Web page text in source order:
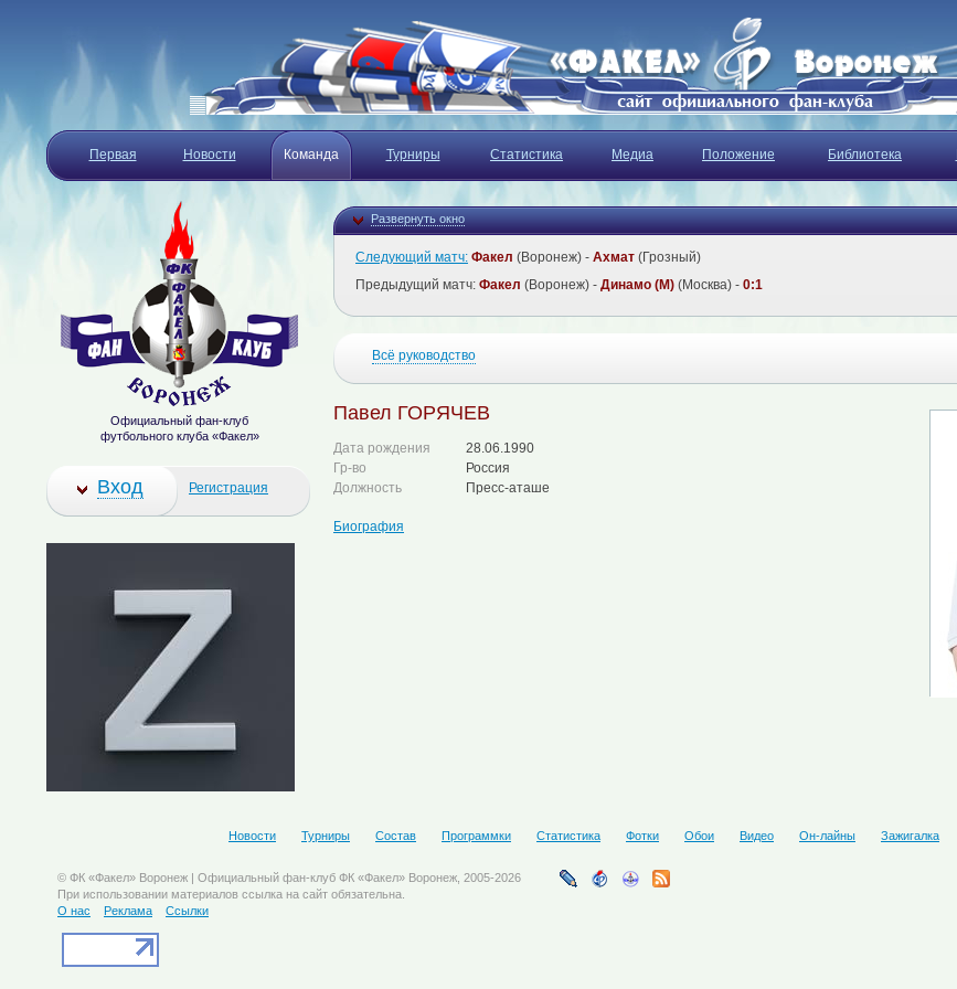
Первая Новости Команда Турниры Статистика Медиа Положение Библиотека
Развернуть окно
Следующий матч: Факел (Воронеж) - Ахмат (Грозный)
Предыдущий матч: Факел (Воронеж) - Динамо (М) (Москва) - 0:1
Всё руководство
Павел ГОРЯЧЕВ
Дата рождения
28.06.1990
Гр-во
Россия
Должность
Пресс-аташе
Биография
Официальный фан-клуб
футбольного клуба «Факел»
Вход Регистрация
Новости Турниры Состав Программки Статистика Фотки Обои Видео Он-лайны Зажигалка
© ФК «Факел» Воронеж | Официальный фан-клуб ФК «Факел» Воронеж, 2005-2026
При использовании материалов ссылка на сайт обязательна.
О нас
Реклама Ссылки